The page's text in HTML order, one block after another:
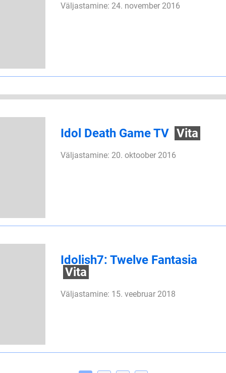
Väljastamine: 24. november 2016
Idol Death Game TV Vita
Väljastamine: 20. oktoober 2016
Idolish7: Twelve Fantasia
Vita
Väljastamine: 15. veebruar 2018